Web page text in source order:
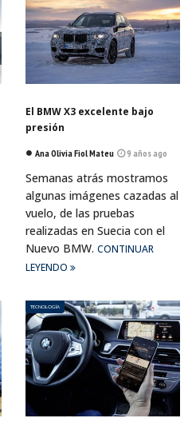
El BMW X3 excelente bajo
presión
Ana Olivia Fiol Mateu 9 años ago
Semanas atrás mostramos
algunas imágenes cazadas al
vuelo, de las pruebas
realizadas en Suecia con el
Nuevo BMW. CONTINUAR
LEYENDO
TECNOLOGÍA